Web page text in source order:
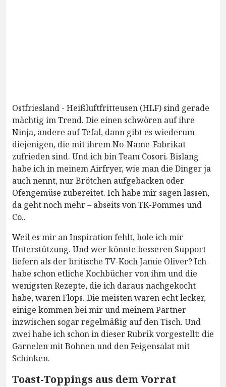
Ostfriesland - Heißluftfritteusen (HLF) sind gerade
mächtig im Trend. Die einen schwören auf ihre
Ninja, andere auf Tefal, dann gibt es wiederum
diejenigen, die mit ihrem No-Name-Fabrikat
zufrieden sind. Und ich bin Team Cosori. Bislang
habe ich in meinem Airfryer, wie man die Dinger ja
auch nennt, nur Brötchen aufgebacken oder
Ofengemüse zubereitet. Ich habe mir sagen lassen,
da geht noch mehr – abseits von TK-Pommes und
Co..
Weil es mir an Inspiration fehlt, hole ich mir
Unterstützung. Und wer könnte besseren Support
liefern als der britische TV-Koch Jamie Oliver? Ich
habe schon etliche Kochbücher von ihm und die
wenigsten Rezepte, die ich daraus nachgekocht
habe, waren Flops. Die meisten waren echt lecker,
einige kommen bei mir und meinem Partner
inzwischen sogar regelmäßig auf den Tisch. Und
zwei habe ich schon in dieser Rubrik vorgestellt: die
Garnelen mit Bohnen und den Feigensalat mit
Schinken.
Toast-Toppings aus dem Vorrat